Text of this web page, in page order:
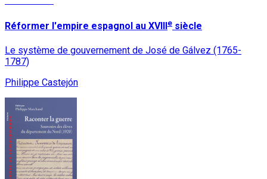
Réformer l'empire espagnol au XVIII e siècle
Le système de gouvernement de José de Gálvez (1765-
1787)
Philippe Castejón